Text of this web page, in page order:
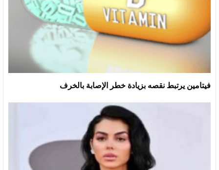
فيتامين يرتبط نقصه بزيادة خطر الإصابة بالخرف